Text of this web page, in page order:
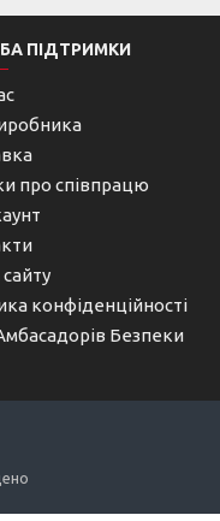
ПІДТРИМКИ
про співпрацю
конфіденційності
Безпеки